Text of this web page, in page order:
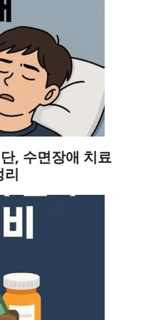
, 수면장애 치료
리